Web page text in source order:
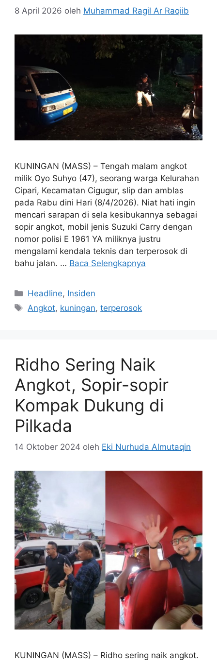
8 April 2026 oleh Muhammad Ragil Ar Raqiib
KUNINGAN (MASS) – Tengah malam angkot
milik Oyo Suhyo (47), seorang warga Kelurahan
Cipari, Kecamatan Cigugur, slip dan amblas
pada Rabu dini Hari (8/4/2026). Niat hati ingin
mencari sarapan di sela kesibukannya sebagai
sopir angkot, mobil jenis Suzuki Carry dengan
nomor polisi E 1961 YA miliknya justru
mengalami kendala teknis dan terperosok di
bahu jalan. … Baca Selengkapnya
Kategori
Headline, Insiden
Tag
Angkot, kuningan,terperosok
Ridho Sering Naik
Angkot, Sopir-sopir
Kompak Dukung di
Pilkada
14 Oktober 2024 oleh Eki Nurhuda Almutaqin
KUNINGAN (MASS) – Ridho sering naik angkot.